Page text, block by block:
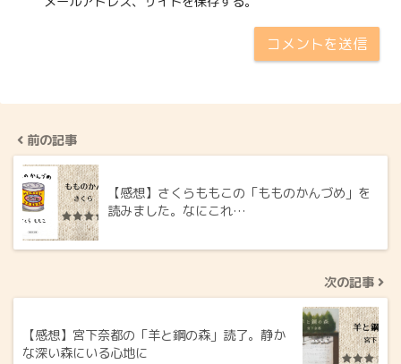
前の記事
【感想】さくらももこの「もものかんづめ」を
読みました。なにこれ…
次の記事
【感想】宮下奈都の「羊と鋼の森」読了。静か
な深い森にいる心地に